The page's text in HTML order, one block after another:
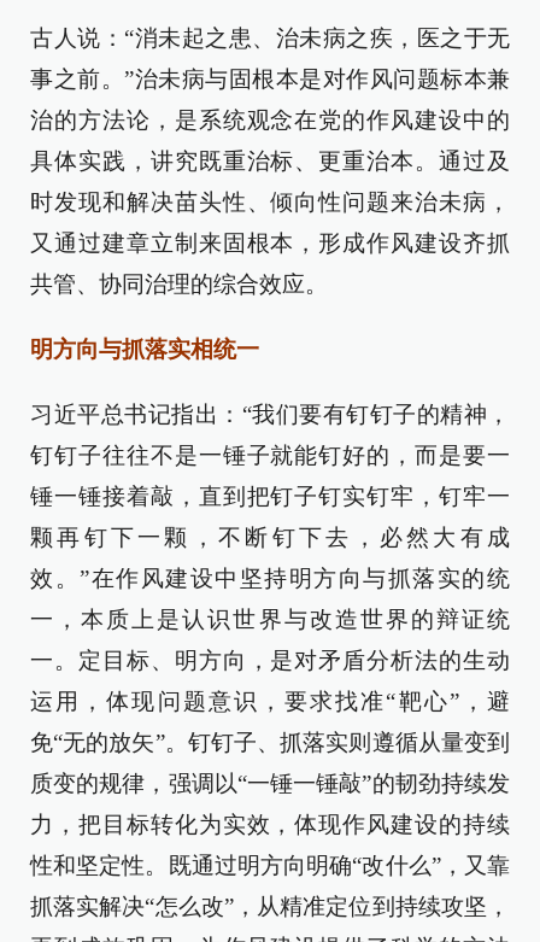
古人说：“消未起之患、治未病之疾，医之于无
事之前。”治未病与固根本是对作风问题标本兼
治的方法论，是系统观念在党的作风建设中的
具体实践，讲究既重治标、更重治本。通过及
时发现和解决苗头性、倾向性问题来治未病，
又通过建章立制来固根本，形成作风建设齐抓
共管、协同治理的综合效应。
明方向与抓落实相统一
习近平总书记指出：“我们要有钉钉子的精神，
钉钉子往往不是一锤子就能钉好的，而是要一
锤一锤接着敲，直到把钉子钉实钉牢，钉牢一
颗再钉下一颗，不断钉下去，必然大有成
效。”在作风建设中坚持明方向与抓落实的统
一，本质上是认识世界与改造世界的辩证统
一。定目标、明方向，是对矛盾分析法的生动
运用，体现问题意识，要求找准“靶心”，避
免“无的放矢”。钉钉子、抓落实则遵循从量变到
质变的规律，强调以“一锤一锤敲”的韧劲持续发
力，把目标转化为实效，体现作风建设的持续
性和坚定性。既通过明方向明确“改什么”，又靠
抓落实解决“怎么改”，从精准定位到持续攻坚，